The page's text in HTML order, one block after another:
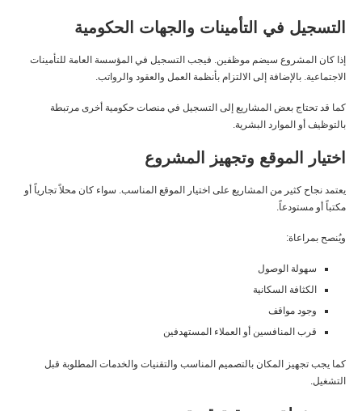
التسجيل في التأمينات والجهات الحكومية
إذا كان المشروع سيضم موظفين. فيجب التسجيل في المؤسسة العامة للتأمينات
الاجتماعية. بالإضافة إلى الالتزام بأنظمة العمل والعقود والرواتب.
كما قد تحتاج بعض المشاريع إلى التسجيل في منصات حكومية أخرى مرتبطة
بالتوظيف أو الموارد البشرية.
اختيار الموقع وتجهيز المشروع
يعتمد نجاح كثير من المشاريع على اختيار الموقع المناسب. سواء كان محلاً تجارياً أو
مكتباً أو مستودعاً.
ويُنصح بمراعاة:
سهولة الوصول
الكثافة السكانية
وجود مواقف
قرب المنافسين أو العملاء المستهدفين
كما يجب تجهيز المكان بالتصميم المناسب والتقنيات والخدمات المطلوبة قبل
التشغيل.